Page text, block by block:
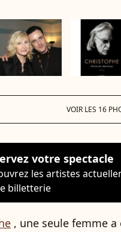
VOIR LES 16
votre spectacle
les artistes
billetterie
, une seule femme